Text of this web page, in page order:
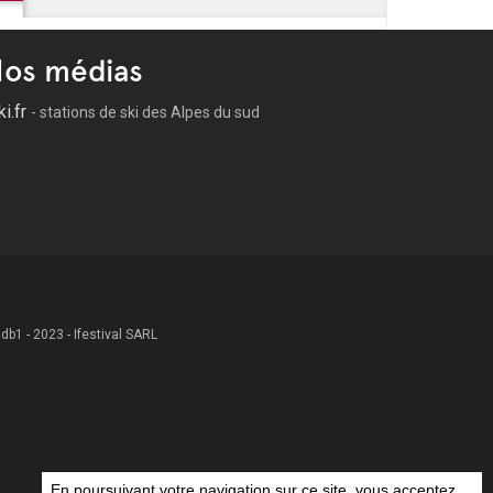
médias
- stations de ski des Alpes du sud
- 2023 - Ifestival SARL